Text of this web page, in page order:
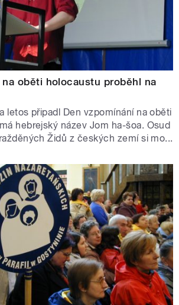
oběti holocaustu proběhl na
letos připadl Den vzpomínání na oběti
hebrejský název Jom ha-šoa. Osud
Židů z českých zemí si mo...